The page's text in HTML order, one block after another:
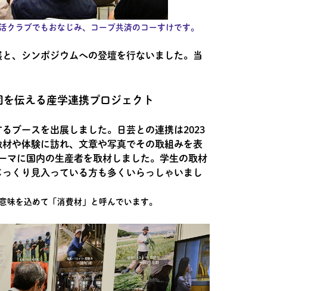
ラブでもおなじみ、コープ共済のコーすけです。
、シンポジウムへの登壇を行ないました。当
伝える産学連携プロジェクト
ブースを出展しました。日芸との連携は2023
や体験に訪れ、文章や写真でその取組みを表
マに国内の生産者を取材しました。学生の取材
くり見入っている方も多くいらっしゃいまし
を込めて「消費材」と呼んでいます。